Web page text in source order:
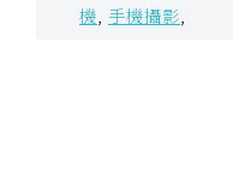
機 手機攝影